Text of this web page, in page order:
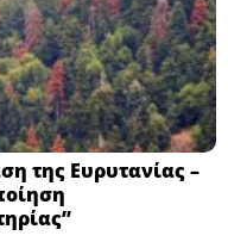
της Ευρυτανίας –